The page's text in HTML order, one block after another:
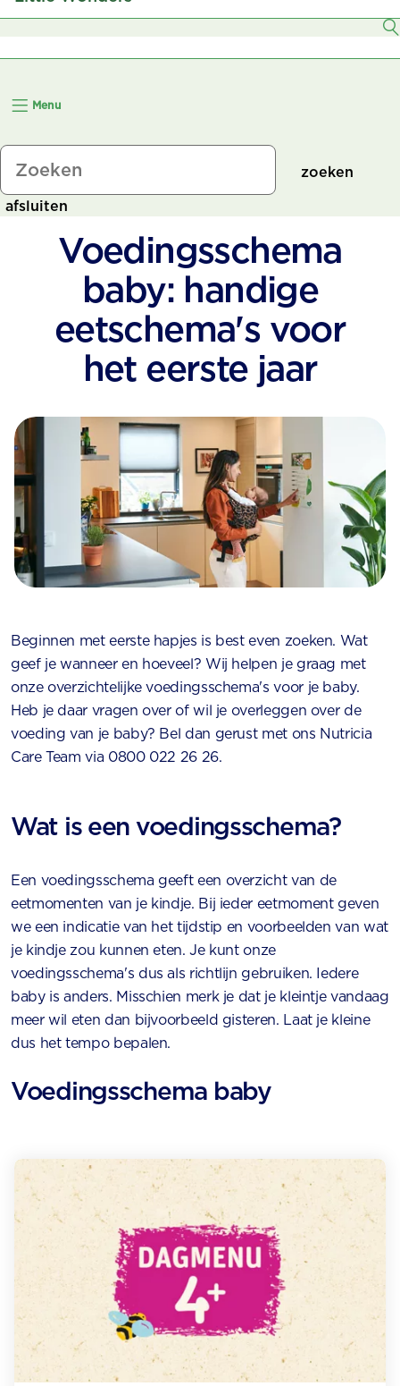
8–11 Maanden
12+ Maanden
Menu
zoeken
afsluiten
Voedingsschema
baby: handige
eetschema's voor
het eerste jaar
Beginnen met eerste hapjes is best even zoeken. Wat
geef je wanneer en hoeveel? Wij helpen je graag met
onze overzichtelijke voedingsschema's voor je baby.
Heb je daar vragen over of wil je overleggen over de
voeding van je baby? Bel dan gerust met ons Nutricia
Care Team via 0800 022 26 26.
Wat is een voedingsschema?
Een voedingsschema geeft een overzicht van de
eetmomenten van je kindje. Bij ieder eetmoment geven
we een indicatie van het tijdstip en voorbeelden van wat
je kindje zou kunnen eten. Je kunt onze
voedingsschema's dus als richtlijn gebruiken. Iedere
baby is anders. Misschien merk je dat je kleintje vandaag
meer wil eten dan bijvoorbeeld gisteren. Laat je kleine
dus het tempo bepalen.
Voedingsschema baby